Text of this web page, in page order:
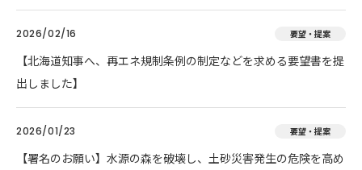
2026/02/16 要望・提案
【北海道知事へ、再エネ規制条例の制定などを求める要望書を提
出しました】
2026/01/23 要望・提案
【署名のお願い】水源の森を破壊し、土砂災害発生の危険を高め